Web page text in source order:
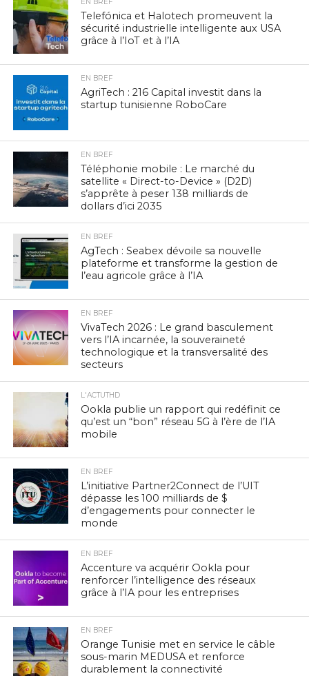
EN BREF
Telefónica et Halotech promeuvent la
sécurité industrielle intelligente aux USA
grâce à l’IoT et à l’IA
EN BREF
AgriTech : 216 Capital investit dans la
startup tunisienne RoboCare
EN BREF
Téléphonie mobile : Le marché du
satellite « Direct-to-Device » (D2D)
s’apprête à peser 138 milliards de
dollars d’ici 2035
EN BREF
AgTech : Seabex dévoile sa nouvelle
plateforme et transforme la gestion de
l’eau agricole grâce à l’IA
EN BREF
VivaTech 2026 : Le grand basculement
vers l’IA incarnée, la souveraineté
technologique et la transversalité des
secteurs
L'ACTUTHD
Ookla publie un rapport qui redéfinit ce
qu’est un “bon” réseau 5G à l’ère de l’IA
mobile
EN BREF
L’initiative Partner2Connect de l’UIT
dépasse les 100 milliards de $
d’engagements pour connecter le
monde
EN BREF
Accenture va acquérir Ookla pour
renforcer l’intelligence des réseaux
grâce à l’IA pour les entreprises
EN BREF
Orange Tunisie met en service le câble
sous-marin MEDUSA et renforce
durablement la connectivité